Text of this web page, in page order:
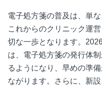
電子処方箋の普及は、単
これからのクリニック運
切な一歩となります。
は、電子処方箋の発行体
るようになり、早めの準
ながります。さらに、新